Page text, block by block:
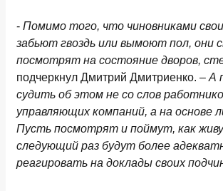
- Помимо того, что чиновниками
забьют гвоздь или вымоют пол, они
посмотрят на состояние дворов,
подчеркнул Дмитрий Дмитриенко. – А
судить об этом не со слов
управляющих компаний, а на основе
Пусть посмотрят и поймут, как
следующий раз будут более
реагировать на доклады своих